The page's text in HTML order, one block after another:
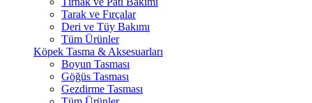
Tarak ve Fırçalar
Deri ve Tüy Bakımı
Tüm Ürünler
Köpek Tasma & Aksesuarları
Boyun Tasması
Göğüs Tasması
Gezdirme Tasması